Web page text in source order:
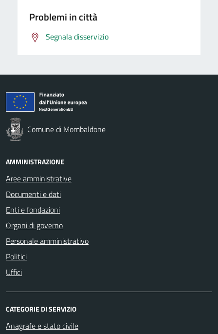
Problemi in città
Segnala disservizio
Comune di Mombaldone
AMMINISTRAZIONE
Aree amministrative
Documenti e dati
Enti e fondazioni
Organi di governo
Personale amministrativo
Politici
Uffici
CATEGORIE DI SERVIZIO
Anagrafe e stato civile